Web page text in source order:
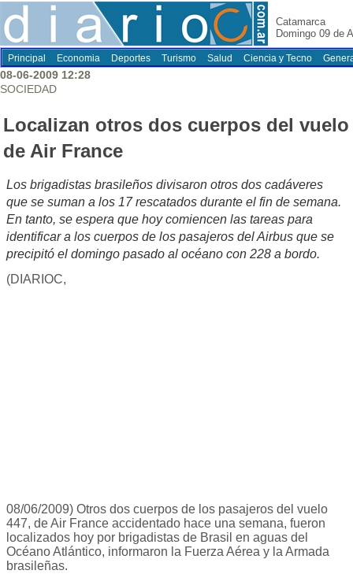
Catamarca
Domingo 09 de
Principal Economia Deportes Turismo Salud Ciencia y Tecno
08-06-2009 12:28
SOCIEDAD
Localizan otros dos cuerpos del vuelo
de Air France
Los brigadistas brasileños divisaron otros dos cadáveres
que se suman a los 17 rescatados durante el fin de semana.
En tanto, se espera que hoy comiencen las tareas para
identificar a los cuerpos de los pasajeros del Airbus que se
precipitó el domingo pasado al océano con 228 a bordo.
(DIARIOC,
08/06/2009) Otros dos cuerpos de los pasajeros del vuelo
447, de Air France accidentado hace una semana, fueron
localizados hoy por brigadistas de Brasil en aguas del
Océano Atlántico, informaron la Fuerza Aérea y la Armada
brasileñas.